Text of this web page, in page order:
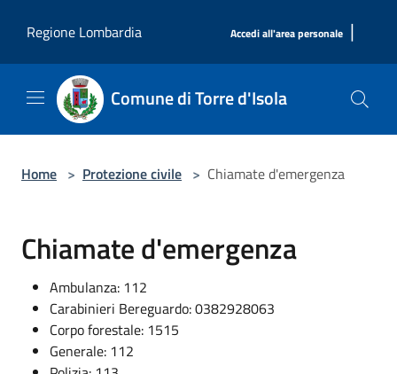
Regione Lombardia
Accedi all'area personale |
Comune di Torre d'Isola
Home > Protezione civile > Chiamate d'emergenza
Chiamate d'emergenza
Ambulanza: 112
Carabinieri Bereguardo: 0382928063
Corpo forestale: 1515
Generale: 112